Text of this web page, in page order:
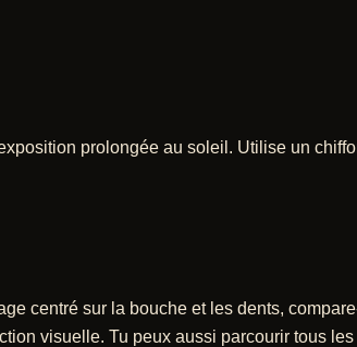
prolongée au soleil. Utilise un
centré sur la bouche et les dents,
visuelle. Tu peux aussi parcourir tous les